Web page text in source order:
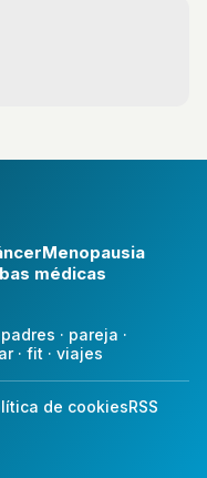
Menopausia
médicas
padres · pareja ·
· fit · viajes
de cookiesRSS